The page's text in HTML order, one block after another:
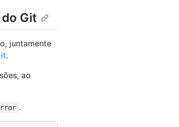
Git
juntamente
.
ao
.